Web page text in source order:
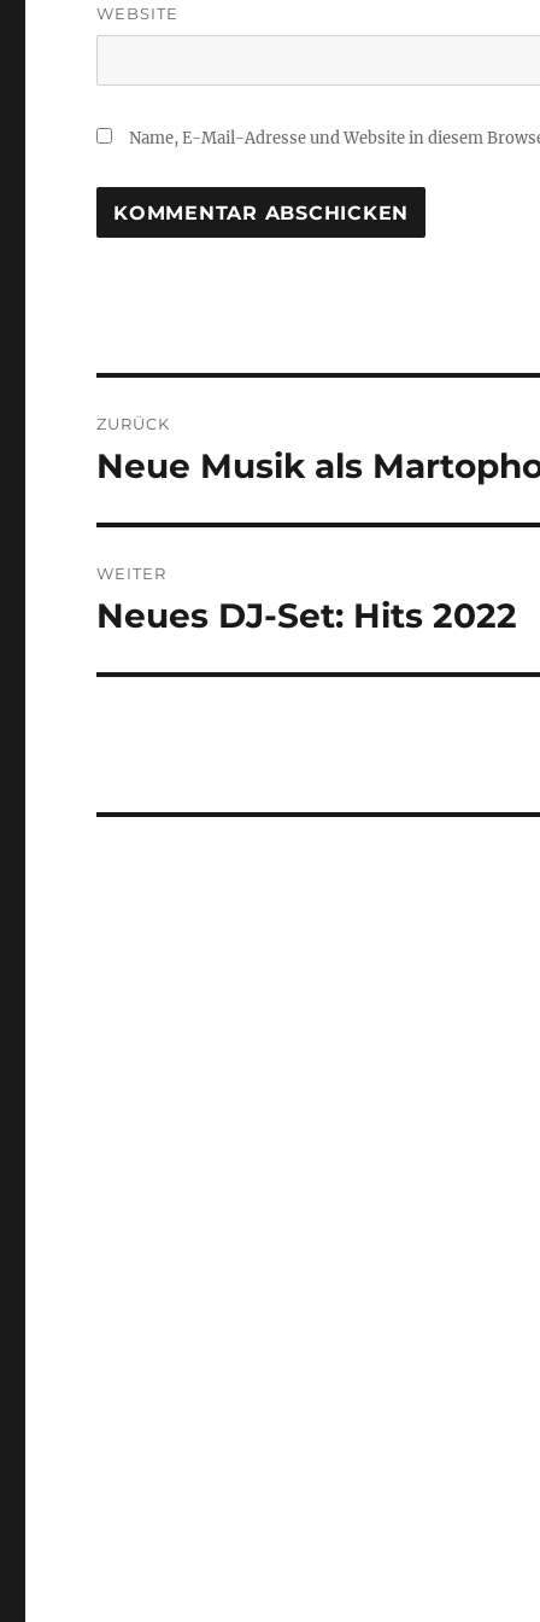
WEBSITE
Name, E-Mail-Adresse und Website in diesem
ZURÜCK
Vorheriger
Neue Musik als
WEITER
Nächster
Neues DJ-Set: Hits 2022